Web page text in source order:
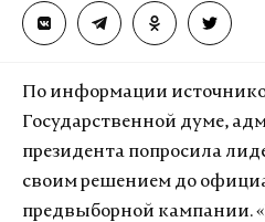
По информации
Государственной думе,
президента попросила
своим решением до
предвыборной кампании.